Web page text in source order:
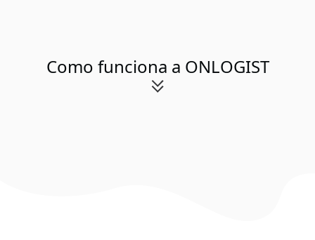
Como funciona a ONLOGIST